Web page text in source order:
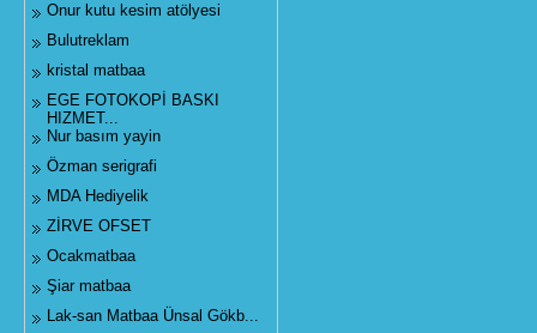
Onur kutu kesim atölyesi
Bulutreklam
kristal matbaa
EGE FOTOKOPİ BASKI
HIZMET...
Nur basım yayin
Özman serigrafi
MDA Hediyelik
ZİRVE OFSET
Ocakmatbaa
Şiar matbaa
Lak-san Matbaa Ünsal Gökb...